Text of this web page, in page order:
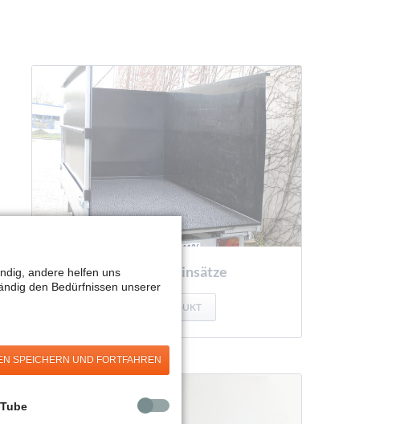
Kunststoffeinsätze
ZUM PRODUKT
andere helfen uns
den Bedürfnissen unserer
SPEICHERN UND FORTFAHREN